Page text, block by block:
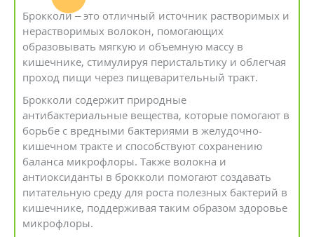
Брокколи – это отличный источник растворимых и
нерастворимых волокон, помогающих
образовывать мягкую и объемную массу в
кишечнике, стимулируя перистальтику и облегчая
проход пищи через пищеварительный тракт.
Брокколи содержит природные
антибактериальные вещества, которые помогают в
борьбе с вредными бактериями в желудочно-
кишечном тракте и способствуют сохранению
баланса микрофлоры. Также волокна и
антиоксиданты в брокколи помогают создавать
питательную среду для роста полезных бактерий в
кишечнике, поддерживая таким образом здоровье
микрофлоры.